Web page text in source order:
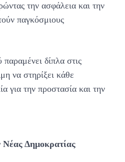
την ασφάλεια και την
παγκόσμιους
δίπλα στις
να στηρίξει κάθε
για την προστασία και την
Δημοκρατίας